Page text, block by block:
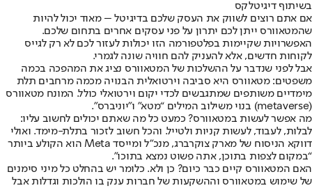
בשיתוף דיגיטלקס
אם אתם רוצים לשווק את העסק שלכם בדיגיטל – מאוד יכול להיות
שהמטאוורס ייתן לכם יתרון על פני עסקים אחרים בתחום שלכם.
האפשרויות שקיימות בפלטפורמה הזו יכולות לעזור לכם לא רק לגייס
לקוחות חדשים, אלא להעניק להם חוויה שונה לגמרי.
אבל לפני שנדבר על ההשלכות של המטאוורס נציג את המהפכה בכמה
משפטים: מטאוורס היא סביבה וירטואלית הבנויה מכמה מרחבים תלת
מימדיים משותפים שמתגבשים לכדי יקום וירטואלי כולל. המונח מטאוורס
(metaverse) בנוי משילוב המילים “מטא” ו”יוניברס”.
מה אפשר לעשות במטאוורס? כמעט כל מה שאתם יכולים לחשוב עליו:
לבלות, לעבוד, לעשות קניות ולטייל. והכל חשוב לזכור בתלת-מימד. ואולי
דווקא הניסוח של מארק צוקרברג, מנכ”ל ומייסד Meta הוא הקולע ביותר
“במקום לצפות בתוכן, אתה פשוט נמצא בתוכו”.
האם המטאוורס קיים כבר כיום? כן ולא. כלומר יש בהחלט כל מיני סימנים
של שימוש במטאוורס וההשקעות של חברות ענק בו הולכות וגדלות אבל